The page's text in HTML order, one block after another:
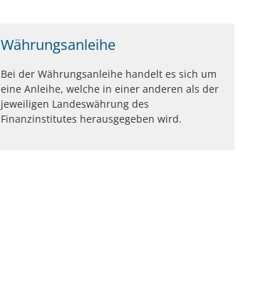
Währungsanleihe
Bei der Währungsanleihe handelt es sich um
eine Anleihe, welche in einer anderen als der
jeweiligen Landeswährung des
Finanzinstitutes herausgegeben wird.